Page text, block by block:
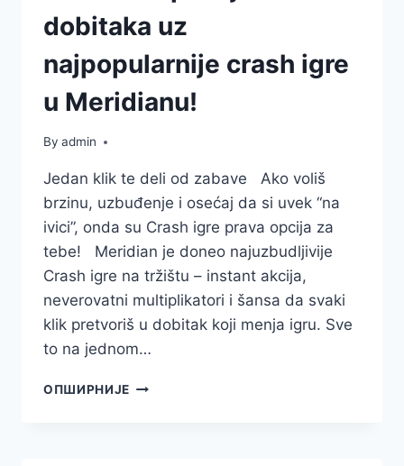
dobitaka uz
najpopularnije crash igre
u Meridianu!
By admin
Jedan klik te deli od zabave Ako voliš
brzinu, uzbuđenje i osećaj da si uvek “na
ivici”, onda su Crash igre prava opcija za
tebe! Meridian je doneo najuzbudljivije
Crash igre na tržištu – instant akcija,
neverovatni multiplikatori i šansa da svaki
klik pretvoriš u dobitak koji menja igru. Sve
to na jednom…
ОПШИРНИЈЕ DOŽIVI